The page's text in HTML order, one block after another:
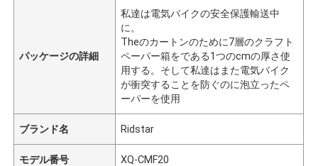
パッケージの詳細
私達は電気バイクの安全保護輸送中
に。
Theのカートンのために7層のクラフト
ペーパー箱をである1つのcmの厚さ使
用する。そして私達はまた電気バイク
が衝突することを防ぐのに泡立ったペ
ーパーを使用
ブランド名 Ridstar
モデル番号 XQ-CMF20